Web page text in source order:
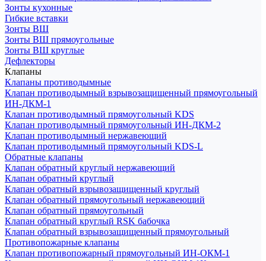
Зонты кухонные
Гибкие вставки
Зонты ВШ
Зонты ВШ прямоугольные
Зонты ВШ круглые
Дефлекторы
Клапаны
Клапаны противодымные
Клапан противодымный взрывозащищенный прямоугольный
ИН-ДКМ-1
Клапан противодымный прямоугольный KDS
Клапан противодымный прямоугольный ИН-ДКМ-2
Клапан противодымный нержавеющий
Клапан противодымный прямоугольный KDS-L
Обратные клапаны
Клапан обратный круглый нержавеющий
Клапан обратный круглый
Клапан обратный взрывозащищенный круглый
Клапан обратный прямоугольный нержавеющий
Клапан обратный прямоугольный
Клапан обратный круглый RSK бабочка
Клапан обратный взрывозащищенный прямоугольный
Противопожарные клапаны
Клапан противопожарный прямоугольный ИН-ОКМ-1